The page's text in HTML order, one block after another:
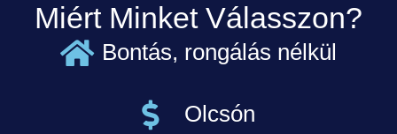
Miért Minket Válasszon?
Bontás, rongálás nélkül
Olcsón